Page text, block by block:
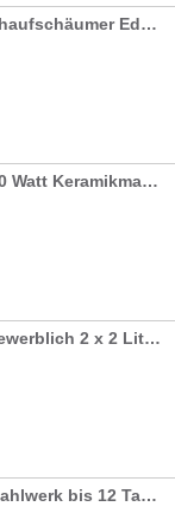
Kaffeevollautomat Milchaufschäumer Edelstahl 13 Mahlstufen 250 g Bohnenbehälter 2 Liter Wassertank
Kaffeevollautomat 1.500 Watt Keramikmahlwerk Touch Sensor Direktwahltasten
Filterkaffeemaschine gewerblich 2 x 2 Liter 3,3 kW 2 Warmhalteplatten 2 Isolierkannen á 2 Liter
Filterkaffeemaschine Mahlwerk bis 12 Tassen Kaffeemaschine Kaffeebohnen + Kaffeepulver Tassenwärmer